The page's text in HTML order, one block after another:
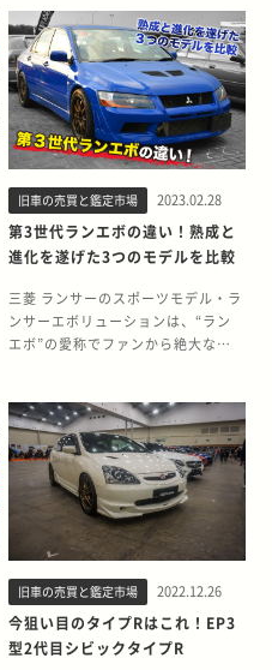
ンジンと吸気方式、駆動方式との組
み合わせによってさまざまなグレー
ドが生み出されました。 スポーツグ
レードER34型として販売された
25GT-V 不評だった先代のスタイリ
ングを見直し「ドライビングボデ
ィ」「ボディは力だ」をキャッチコ
ピーに直線基調のウェッジシェイプ
に生まれ変わったR34 スカイライ
ン。 R34スカイライン 25GT-Vの位
置付けを、第二世代のR32、R33を
踏襲して用意された豊富なラインナ
イラインには4つの型式が存在 R34
型スカイラインには「BNR34」
「ER34」「ENR34」「HR34」の4
回紹介する25GT-Vなどが展開され
たER34型は多くのグレードが展開さ
れました。 NAエンジンを搭載する
25GTと25GT-V、ターボ搭載の
25GTターボ、内外装を充実させた
GT-XやGT-Xターボと実に幅広い仕
様が相次いでリリースされました。
25GT-Vは当初特別限定車だった 直
列6気筒RB25DE型のNAエンジンを
搭載する25GT-Vは、1999年2月に
特別限定車として4ドアセダンのみ
が発売されます。NAエンジンモデル
「イーサンマル」の愛称で親しまれ
たこの車種は、ベンツ190Eと並び、
バブル期を象徴する高級輸入車でし
た。 BMWの発展期に登場した「E30
型」 BMWの主力車種である3シリー
ズは、BMW 2002の後継「E21型」
を初代として、1975年6月に歴史の
幕を開けます。当時はまだBMWの日
本法人が存在せず、正規ディーラー
であるバルコム・トレーディング社
が輸入販売をおこなっていました。
そして、BMWジャパン（正式名称は
ビー・エム・ダブリュー株式会社）
が創設された翌年に登場したのが、
2代目のE30型です。まさにBMWが
でした。 E30型は、初代3シリーズ
のE21型のテイストを継承しながら
も、ボディのサイズアップや全グレ
ードを4灯化するなど大幅な進化を
遂げ、プレミアムセダンとしての地
位を確立します。また、E30型はセ
ダンだけではなくカブリオレやステ
ーションワゴンといった幅広いボデ
ィタイプも展開されました。 時代を
味方につけ「六本木のカローラ」と
呼ばれるるほど大ヒット E30型のヒ
ットを揶揄して「六本木のカロー
を踏襲したホンダ S2000。1999年
からわずか10年間の生産にもかかわ
らず、現在でも個性的なスポーツカ
ーとして高い人気を誇っています。
しかし、S2000の魅力はスタイリン
グだけではありません。スポーツカ
ーとしての高い性能に裏打ちされた
シリーズの歴史を紹介します。 Sシ
リーズを究極進化させたS2000 ホン
ダ初の普通乗用車としてS500が登場
したのは1960年代初頭。日本の自動
車産業の黎明期に、世界にも通用す
るクルマとして開発されました。オ
ープン2シーターに高い性能を詰め
です。 ホンダの50周年を記念して開
発されたS2000は、単なる記念モデ
ルではなくクルマとして完成された
Sシリーズの名に恥じないモデルで
した。 自動車メーカーとしてのホン
ダの礎となったSシリーズの歴史か
ら振り返って紹介します。 世界を目
指して開発されたホンダSシリーズ
2000年目前に発売されたS2000です
が、Sシリーズの歴史は1960年代に
まで遡ります。当時2輪しか製造し
ていなかったホンダが、初の4輪と
旧車の売買と鑑定市場 2023.02.28
第3世代ランエボの違い！熟成と
進化を遂げた3つのモデルを比較
三菱 ランサーのスポーツモデル・ラ
ンサーエボリューションは、“ラン
エボ”の愛称でファンから絶大な支
間に渡って続いたランエボの歴史の
中で、最強との呼び声が高いのが第
3世代である2000年代に登場した3
つのモデルです。 熟成と進化の結果
生み出され、現在でも高い人気を誇
るランエボVII・VIII・IXの3モデルの
違いを詳しくお伝えします。 2000
世代ランエボはベースであるランサ
ーのモデルチェンジに伴って、2001
年に登場しました。 新開発のボディ
旧車の売買と鑑定市場 2022.12.26
今狙い目のタイプRはこれ！EP3
型2代目シビックタイプR